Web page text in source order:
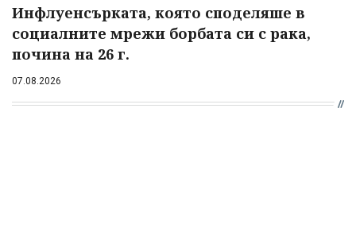
Инфлуенсърката, която споделяше в
социалните мрежи борбата си с рака,
почина на 26 г.
07.08.2026